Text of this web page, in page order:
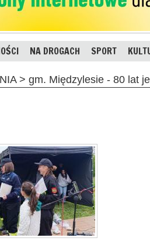
NA DROGACH SPORT
> gm. Międzylesie - 80 lat